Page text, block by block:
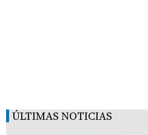
ÚLTIMAS NOTICIAS